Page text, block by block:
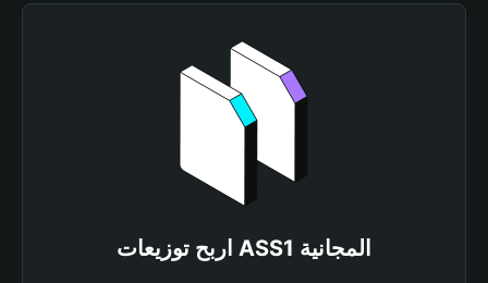
اربح توزيعات ASS1 المجانية